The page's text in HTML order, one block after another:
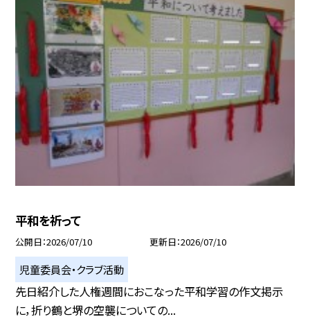
平和を祈って
公開日 2026/07/10 更新日 2026/07/10
児童委員会・クラブ活動
先日紹介した人権週間におこなった平和学習の作文掲示
に，折り鶴と堺の空襲についての...